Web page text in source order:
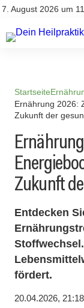
7. August 2026 um
Impressum
Natürliche
Heilpflanzen &
Startseite
Ernährung 2026:
Zukunft der
Zukunft
Entdecken
fördert.
20.04.2026,